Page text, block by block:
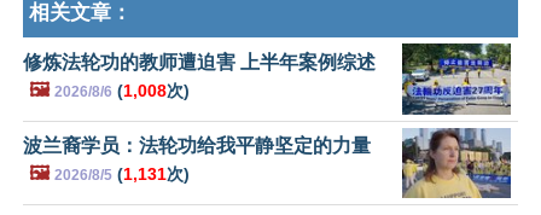
相关文章：
修炼法轮功的教师遭迫害 上半年案例综述
🖼️ 2026/8/6 (1,008次)
波兰裔学员：法轮功给我平静坚定的力量
🖼️ 2026/8/5 (1,131次)